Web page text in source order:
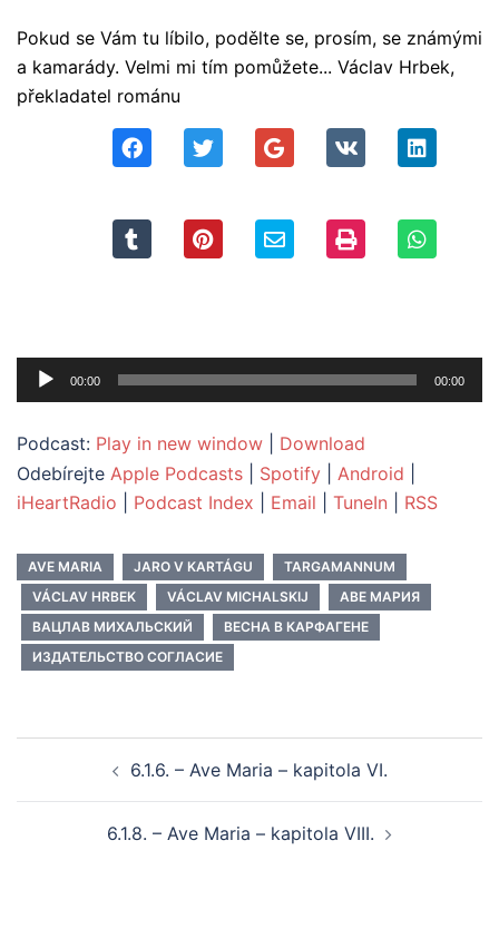
Pokud se Vám tu líbilo, podělte se, prosím, se známými
a kamarády. Velmi mi tím pomůžete... Václav Hrbek,
překladatel románu
Audio
přehrávač
00:00 00:00
Podcast: Play in new window
Download
Odebírejte Apple Podcasts Spotify Android
iHeartRadio
Podcast Index Email TuneIn RSS
AVE MARIA JARO V KARTÁGU
TARGAMANNUM
VÁCLAV HRBEK
VÁCLAV MICHALSKIJ
АВЕ МАРИЯ
ВАЦЛАВ МИХАЛЬСКИЙ
ВЕСНА В КАРФАГЕНЕ
ИЗДАТЕЛЬСТВО СОГЛАСИЕ
navigation6.1.6. – Ave Maria – kapitola VI.
6.1.8. – Ave Maria – kapitola VIII.